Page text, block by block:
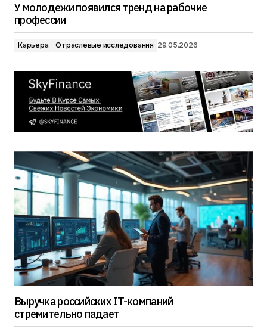
У молодежи появился тренд на рабочие
профессии
Карьера Отраслевые исследования 29.05.2026
Выручка российских IT-компаний
стремительно падает